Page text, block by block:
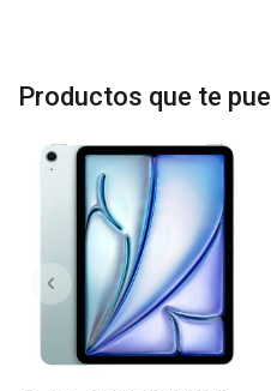
Productos que te